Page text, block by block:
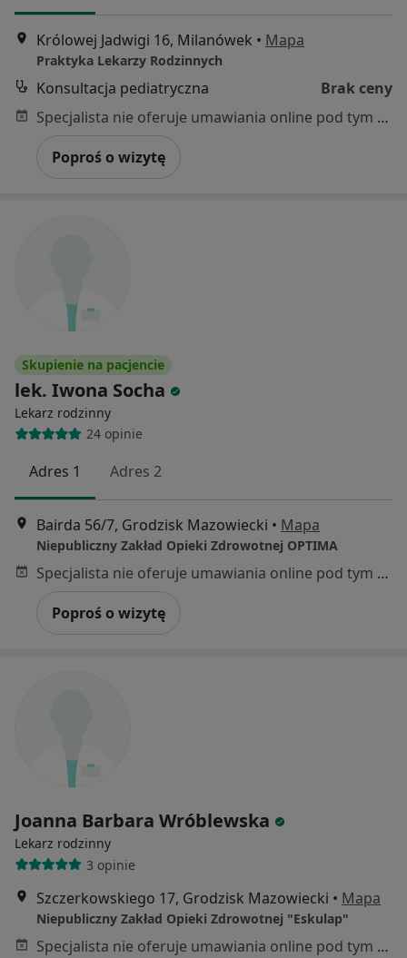
Królowej Jadwigi 16, Milanówek • Mapa
Praktyka Lekarzy Rodzinnych
Konsultacja pediatryczna
Brak ceny
Specjalista nie oferuje umawiania online pod tym adresem.
Poproś o wizytę
Skupienie na pacjencie
lek. Iwona Socha
Lekarz rodzinny
24 opinie
Adres 1 Adres 2
Bairda 56/7, Grodzisk Mazowiecki • Mapa
Niepubliczny Zakład Opieki Zdrowotnej OPTIMA
Specjalista nie oferuje umawiania online pod tym adresem.
Poproś o wizytę
Joanna Barbara Wróblewska
Lekarz rodzinny
3 opinie
Szczerkowskiego 17, Grodzisk Mazowiecki • Mapa
Niepubliczny Zakład Opieki Zdrowotnej "Eskulap"
Specjalista nie oferuje umawiania online pod tym adresem.